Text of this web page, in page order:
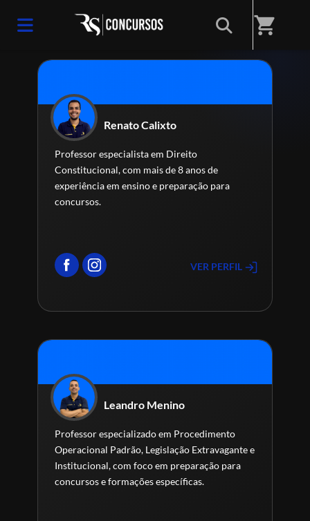
shopping_cart
Renato Calixto
Professor especialista em Direito
Constitucional, com mais de 8 anos de
experiência em ensino e preparação para
concursos.
VER PERFIL
Leandro Menino
Professor especializado em Procedimento
Operacional Padrão, Legislação Extravagante e
Institucional, com foco em preparação para
concursos e formações específicas.